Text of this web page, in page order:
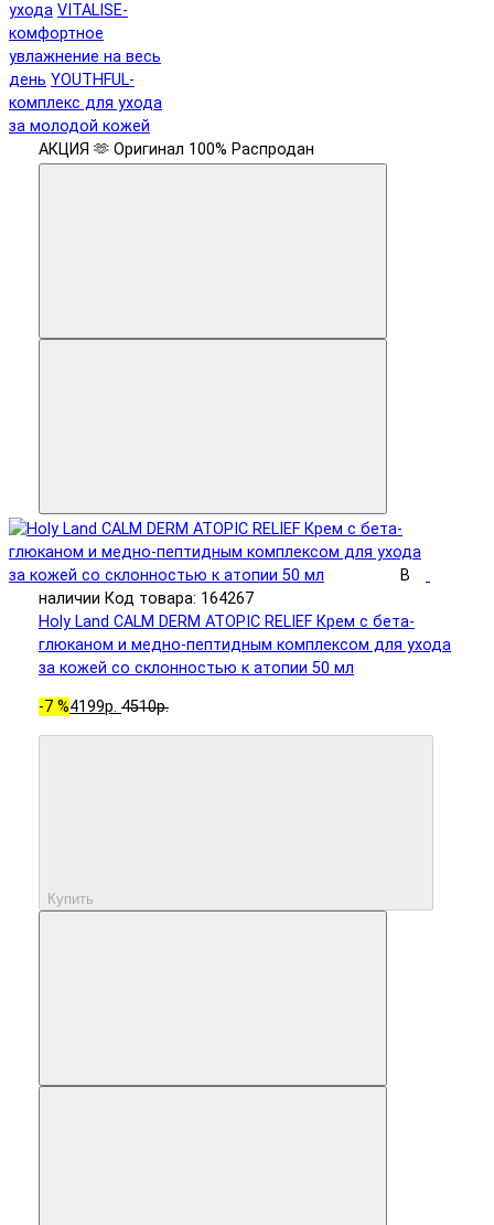
ухода VITALISE-
комфортное
увлажнение на весь
день YOUTHFUL-
комплекс для ухода
за молодой кожей
АКЦИЯ 🫶 Оригинал 100% Распродан
В
наличии Код товара: 164267
Holy Land CALM DERM ATOPIC RELIEF Крем с бета-
глюканом и медно-пептидным комплексом для ухода
за кожей со склонностью к атопии 50 мл
-7 %4199р. 4510р.
Купить